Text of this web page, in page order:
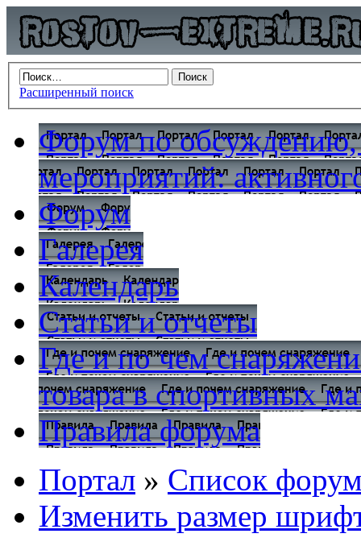
Расширенный поиск
Форум по обсуждению,
мероприятий:
Форум
Галерея
Календарь
Статьи и отчеты
Где и по чем
товара в спортивных
Правила форума
Портал » Список
Изменить размер